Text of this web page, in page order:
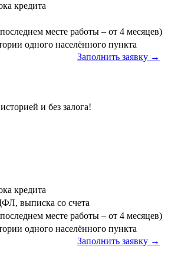
кредита
месте работы – от 4 месяцев)
одного населённого пункта
Заполнить заявку →
и без залога!
кредита
выписка со счета
месте работы – от 4 месяцев)
одного населённого пункта
Заполнить заявку →